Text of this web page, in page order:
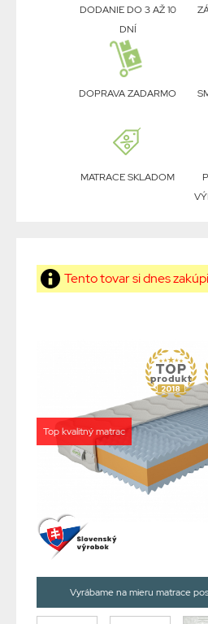
DODANIE DO 3 AŽ 10
DNÍ
DOPRAVA ZADARMO
MATRACE SKLADOM
Tento tovar si dnes
Top kvalitný matrac
Vyrábame na mieru matrace